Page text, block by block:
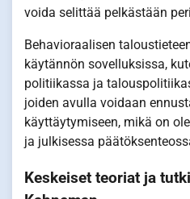
voida selittää pelkästään
Behavioraalisen
käytännön sovelluksissa,
politiikassa ja
joiden avulla voidaan
käyttäytymiseen, mikä on
ja julkisessa
Keskeiset teoriat ja